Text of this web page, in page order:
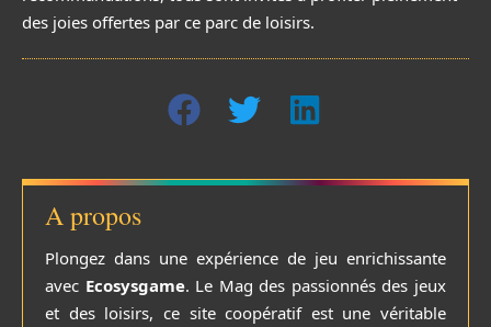
des joies offertes par ce parc de loisirs.
A propos
Plongez dans une expérience de jeu enrichissante
avec Ecosysgame. Le Mag des passionnés des jeux
et des loisirs, ce site coopératif est une véritable